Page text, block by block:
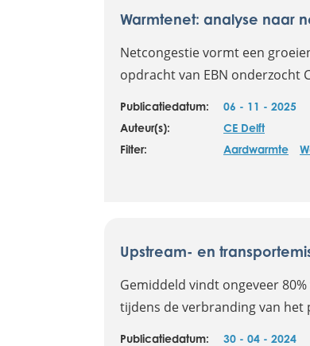
Warmtenet: analyse naar
Netcongestie vormt een
opdracht van EBN onderzocht
Publicatiedatum:
06 - 11 - 2025
Auteur(s):
CE Delft
Filter:
Aardwarmte
Upstream- en
Gemiddeld vindt ongeveer
tijdens de verbranding van het
Publicatiedatum:
30 - 04 - 2024